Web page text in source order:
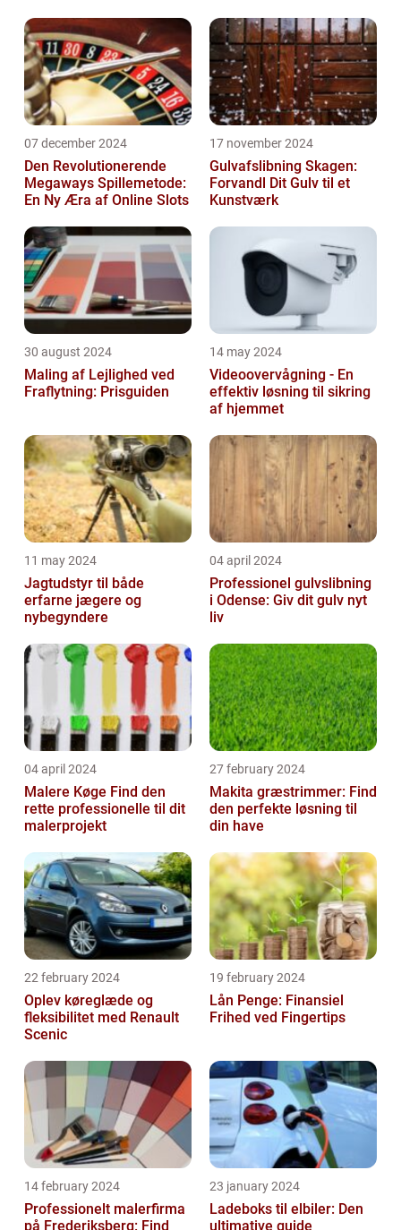
07 december 2024
Den Revolutionerende
Megaways Spillemetode:
En Ny Æra af Online Slots
17 november 2024
Gulvafslibning Skagen:
Forvandl Dit Gulv til et
Kunstværk
30 august 2024
Maling af Lejlighed ved
Fraflytning: Prisguiden
14 may 2024
Videoovervågning - En
effektiv løsning til sikring
af hjemmet
11 may 2024
Jagtudstyr til både
erfarne jægere og
nybegyndere
04 april 2024
Professionel gulvslibning
i Odense: Giv dit gulv nyt
liv
04 april 2024
Malere Køge Find den
rette professionelle til dit
malerprojekt
27 february 2024
Makita græstrimmer: Find
den perfekte løsning til
din have
22 february 2024
Oplev køreglæde og
fleksibilitet med Renault
Scenic
19 february 2024
Lån Penge: Finansiel
Frihed ved Fingertips
14 february 2024
Professionelt malerfirma
på Frederiksberg: Find
23 january 2024
Ladeboks til elbiler: Den
ultimative guide